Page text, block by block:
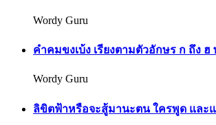
Wordy Guru
คำคมขงเบ้ง เรียงตามตัวอักษร ก ถึง
Wordy Guru
ลิขิตฟ้าหรือจะสู้มานะตน ใครพูด และ